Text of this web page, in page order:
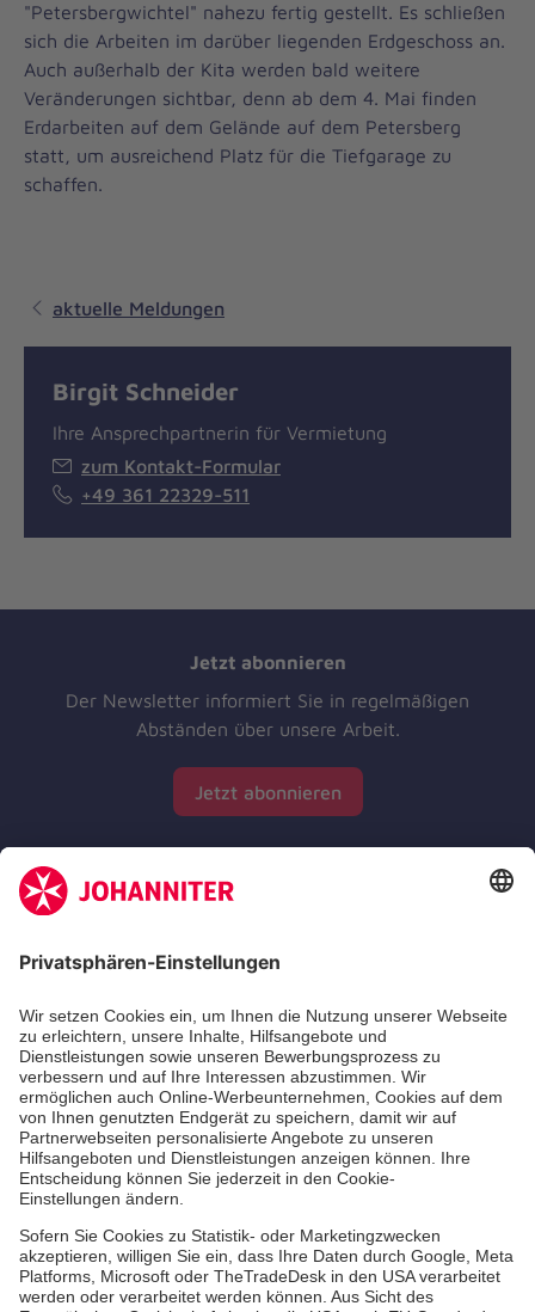
"Petersbergwichtel" nahezu fertig gestellt. Es schließen
sich die Arbeiten im darüber liegenden Erdgeschoss an.
Auch außerhalb der Kita werden bald weitere
Veränderungen sichtbar, denn ab dem 4. Mai finden
Erdarbeiten auf dem Gelände auf dem Petersberg
statt, um ausreichend Platz für die Tiefgarage zu
schaffen.
aktuelle Meldungen
Birgit Schneider
Ihre Ansprechpartnerin für Vermietung
zum Kontakt-Formular
+49 361 22329-511
Jetzt abonnieren
Der Newsletter informiert Sie in regelmäßigen
Abständen über unsere Arbeit.
Jetzt abonnieren
Zertifizierung der Johanniter-Unfall-Hilfe e.V.
Die Johanniter GmbH führt das Spendenzertifikat
des Deutschen Spendenrats e.V.
Dienste & Leistungen